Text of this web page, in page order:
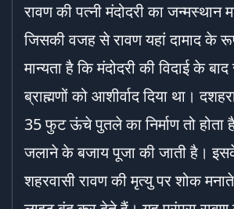
रावण की पत्नी मंदोदरी का जन्मस्थान
जिसकी वजह से रावण यहां दामाद के
मान्यता है कि मंदोदरी की विदाई के
ब्राह्मणों को आशीर्वाद दिया था।
35 फुट ऊंचे पुतले का निर्माण तो
जलाने के बजाय पूजा की जाती है।
शहरवासी रावण की मृत्यु पर शोक